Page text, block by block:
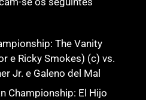
The Vanity
e Ricky Smokes) (c) vs.
Jr. e Galeno del Mal
Championship: El Hijo